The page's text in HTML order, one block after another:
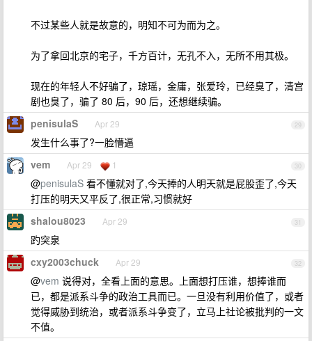
不过某些人就是故意的，明知不可为而为之。
为了拿回北京的宅子，千方百计，无孔不入，无所不用其极。
现在的年轻人不好骗了，琼瑶，金庸，张爱玲，已经臭了，清宫
剧也臭了，骗了 80 后，90 后，还想继续骗。
29
penisulaS Apr 29
发生什么事了?一脸懵逼
30
vem Apr 29 1
@penisulaS 看不懂就对了,今天捧的人明天就是屁股歪了,今天
打压的明天又平反了,很正常,习惯就好
31
shalou8023 Apr 29
趵突泉
32
cxy2003chuck Apr 29
@vem 说得对，全看上面的意思。上面想打压谁，想捧谁而
已，都是派系斗争的政治工具而已。一旦没有利用价值了，或者
觉得威胁到统治，或者派系斗争变了，立马上社论被批判的一文
不值。